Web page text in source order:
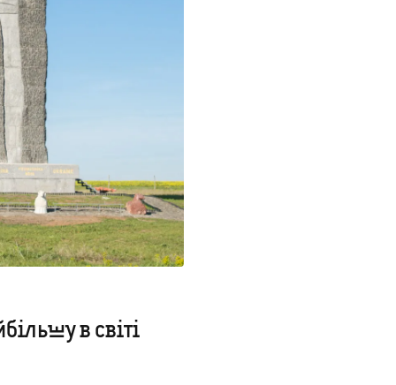
в світі